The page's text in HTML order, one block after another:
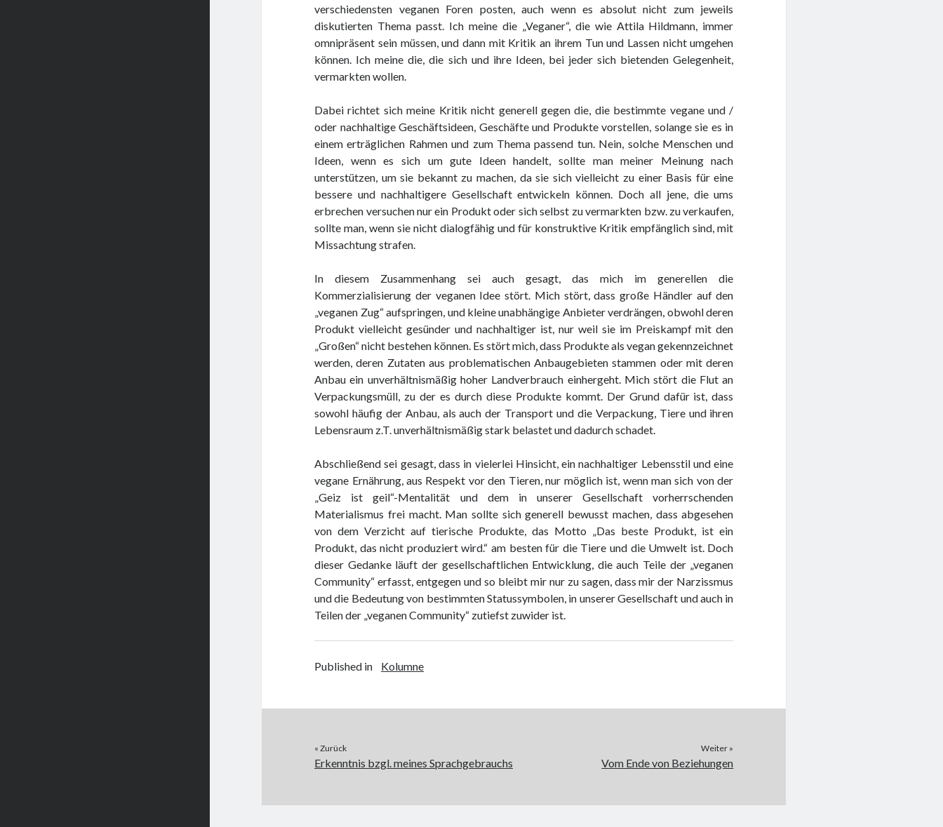
verschiedensten veganen Foren posten, auch wenn es absolut nicht zum jeweils
diskutierten Thema passt. Ich meine die „Veganer“, die wie Attila Hildmann, immer
omnipräsent sein müssen, und dann mit Kritik an ihrem Tun und Lassen nicht umgehen
können. Ich meine die, die sich und ihre Ideen, bei jeder sich bietenden Gelegenheit,
vermarkten wollen.
Dabei richtet sich meine Kritik nicht generell gegen die, die bestimmte vegane und /
oder nachhaltige Geschäftsideen, Geschäfte und Produkte vorstellen, solange sie es in
einem erträglichen Rahmen und zum Thema passend tun. Nein, solche Menschen und
Ideen, wenn es sich um gute Ideen handelt, sollte man meiner Meinung nach
unterstützen, um sie bekannt zu machen, da sie sich vielleicht zu einer Basis für eine
bessere und nachhaltigere Gesellschaft entwickeln können. Doch all jene, die ums
erbrechen versuchen nur ein Produkt oder sich selbst zu vermarkten bzw. zu verkaufen,
sollte man, wenn sie nicht dialogfähig und für konstruktive Kritik empfänglich sind, mit
Missachtung strafen.
In diesem Zusammenhang sei auch gesagt, das mich im generellen die
Kommerzialisierung der veganen Idee stört. Mich stört, dass große Händler auf den
„veganen Zug“ aufspringen, und kleine unabhängige Anbieter verdrängen, obwohl deren
Produkt vielleicht gesünder und nachhaltiger ist, nur weil sie im Preiskampf mit den
„Großen“ nicht bestehen können. Es stört mich, dass Produkte als vegan gekennzeichnet
werden, deren Zutaten aus problematischen Anbaugebieten stammen oder mit deren
Anbau ein unverhältnismäßig hoher Landverbrauch einhergeht. Mich stört die Flut an
Verpackungsmüll, zu der es durch diese Produkte kommt. Der Grund dafür ist, dass
sowohl häufig der Anbau, als auch der Transport und die Verpackung, Tiere und ihren
Lebensraum z.T. unverhältnismäßig stark belastet und dadurch schadet.
Abschließend sei gesagt, dass in vielerlei Hinsicht, ein nachhaltiger Lebensstil und eine
vegane Ernährung, aus Respekt vor den Tieren, nur möglich ist, wenn man sich von der
„Geiz ist geil“-Mentalität und dem in unserer Gesellschaft vorherrschenden
Materialismus frei macht. Man sollte sich generell bewusst machen, dass abgesehen
von dem Verzicht auf tierische Produkte, das Motto „Das beste Produkt, ist ein
Produkt, das nicht produziert wird.“ am besten für die Tiere und die Umwelt ist. Doch
dieser Gedanke läuft der gesellschaftlichen Entwicklung, die auch Teile der „veganen
Community“ erfasst, entgegen und so bleibt mir nur zu sagen, dass mir der Narzissmus
und die Bedeutung von bestimmten Statussymbolen, in unserer Gesellschaft und auch in
Teilen der „veganen Community“ zutiefst zuwider ist.
Published in Kolumne
« Zurück
Erkenntnis bzgl. meines Sprachgebrauchs
Weiter »
Vom Ende von Beziehungen